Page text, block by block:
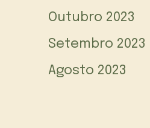
Outubro 2023
Setembro 2023
Agosto 2023